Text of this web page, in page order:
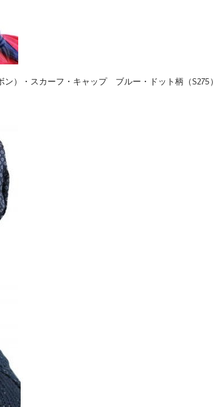
ン）・スカーフ・キャップ ブルー・ドット柄（S275）